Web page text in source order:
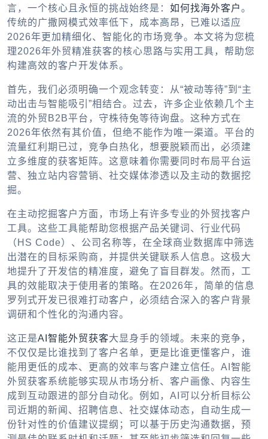
言，一个核心且永恒的挑战始终是： 如何找海外客户。
传统的广撒网模式效率低下，成本高昂，已难以适应
2026年更加精细化、智能化的市场竞争。本文将为您梳
理2026年外贸精准获客的核心思路与实用工具，帮助您
构建高效的客户开发体系。
首先，我们必须明确一个观念转变：从“被动等待”到“主
动出击与智能吸引”相结合。过去，许多企业依赖几个主
流的外贸B2B平台，守株待兔等待询盘。这种方式在
2026年依然有其价值，但绝不能作为唯一渠道。平台的
流量红利期已过，竞争白热化，想要脱颖而出，必须建
立多维度的获客矩阵。这意味着你需要同时布局平台运
营、独立站内容营销、社交媒体渗透以及主动的数据挖
掘。
在主动挖掘客户方面，市场上有许多专业的外贸找客户
工具。这些工具能帮助您根据产品关键词、行业代码
（HS Code）、公司名称等，在全球商业数据库中筛选
出潜在的目标采购商，并提供关键联系人信息。这极大
地提升了开发信的精准度，避免了盲目群发。然而，工
具的效能取决于使用者的策略。在2026年，简单的信息
罗列式开发已很难打动客户，必须结合深入的客户背景
调研和个性化的沟通内容。
这正是AI智能外贸获客大显身手的领域。未来的竞争，
不仅仅是比谁找到了客户名单，更是比谁更懂客户，谁
能用更低的成本、更高的效率与客户建立信任。AI智能
外贸获客系统能够实现从市场分析、客户画像、内容生
成到互动跟进的部分自动化。例如，AI可以分析目标公
司近期的新闻、招聘信息、社交媒体动态，自动生成一
份针对性的价值建议提纲；可以基于历史沟通数据，预